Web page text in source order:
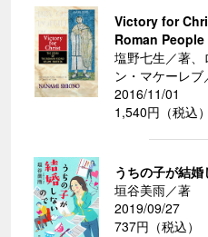
Victory for
Roman
塩野七生／著、
ン・マケーレブ
2016/11/01
1,540円（税込）
うちの子が結婚
垣谷美雨／著
2019/09/27
737円（税込）